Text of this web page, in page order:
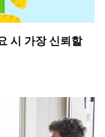
시 가장 신뢰할